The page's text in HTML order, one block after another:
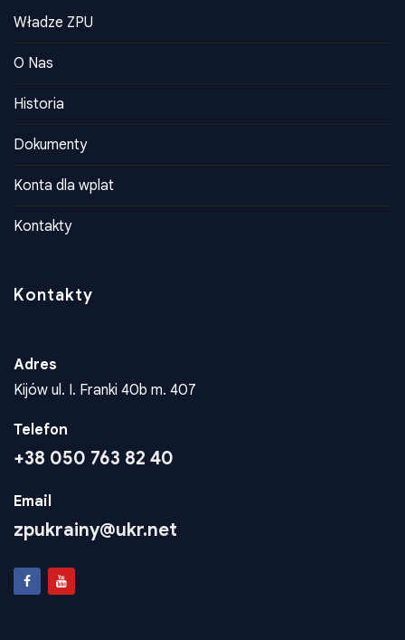
Władze ZPU
O Nas
Historia
Dokumenty
Konta dla wplat
Kontakty
Kontakty
Adres
Kijów ul. I. Franki 40b m. 407
Telefon
+38 050 763 82 40
Email
zpukrainy@ukr.net